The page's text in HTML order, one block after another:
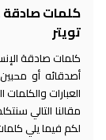
كلمات صادقة
تويتر
كلمات صادقة
أصدقائه أو
العبارات
مقالنا التالي
لكم فيما يلي